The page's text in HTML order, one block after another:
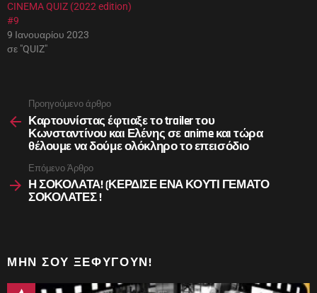
CINEMA QUIZ (2022 edition)
#9
9 Ιανουαρίου 2023
σε "QUIZ"
more
Προηγούμενο άρθρο
Καρτουνίστας έφτιαξε το trailer του
Κωνσταντίνου και Ελένης σε anime και τώρα
θέλουμε να δούμε ολόκληρο το επεισόδιο
Επόμενο Άρθρο
Η ΣΟΚΟΛΑΤΑ! (ΚΕΡΔΙΣΕ ΕΝΑ ΚΟΥΤΙ ΓΕΜΑΤΟ
ΣΟΚΟΛΑΤΕΣ !
ΜΗΝ ΣΟΥ ΞΕΦΎΓΟΥΝ!